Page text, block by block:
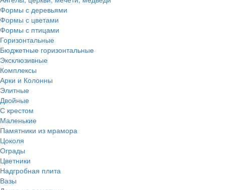
Формы с деревьями
Формы с цветами
Формы с птицами
Горизонтальные
Бюджетные горизонтальные
Эксклюзивные
Комплексы
Арки и Колонны
Элитные
Двойные
С крестом
Маленькие
Памятники из мрамора
Цоколя
Ограды
Цветники
Надгробная плита
Вазы